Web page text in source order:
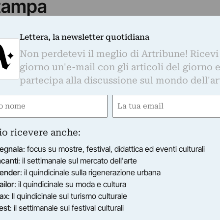
voglia di essere espliciti. Ciò di cui si
che cerca la sua evidenza, il suo fare
incontra l'immagine, vocazione, tra
È come se la pittura si vedesse, come se
si guardasse e toccasse da sola, oppure come
e sapesse tutto di sé, in un luogo che è
Così scrive il grande artista Gianni Dessì.
si inaugurerà sabato 30 aprile alle ore 18
Arte Contemporanea in piazza Matteotti
Ivan Quaroni rimarrà aperta dal 1 maggio e
quindicina di lavori di Dessì, tra tele e
produzione. In occasione del vernissage sarà
di Ivan Quaroni che scrive: “Le opere
Lettera, la newsletter quotidiana
Non perdetevi il meglio di Artribune!
giorno un'e-mail con gli articoli del giorno
partecipa alla discussione sul mondo
Email
ricevere anche:
: focus su mostre, festival, didattica ed eventi culturali
: il settimanale sul mercato dell'arte
: il quindicinale sulla rigenerazione urbana
: il quindicinale su moda e cultura
: Il quindicinale sul turismo culturale
: il settimanale sui festival culturali